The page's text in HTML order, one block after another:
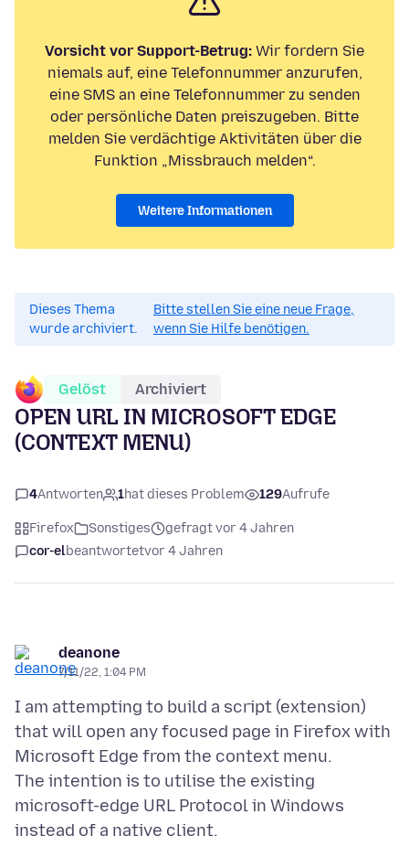
Vorsicht vor Support-Betrug: Wir fordern Sie
niemals auf, eine Telefonnummer anzurufen,
eine SMS an eine Telefonnummer zu senden
oder persönliche Daten preiszugeben. Bitte
melden Sie verdächtige Aktivitäten über die
Funktion „Missbrauch melden“.
Weitere Informationen
Dieses Thema
wurde archiviert.
Bitte stellen Sie eine neue Frage,
wenn Sie Hilfe benötigen.
Gelöst Archiviert
OPEN URL IN MICROSOFT EDGE
(CONTEXT MENU)
4Antworten 1hat dieses Problem 129Aufrufe
Firefox Sonstiges
gefragt vor 4 Jahren
cor-elbeantwortetvor 4 Jahren
deanone
7/11/22, 1:04 PM
I am attempting to build a script (extension)
that will open any focused page in Firefox with
Microsoft Edge from the context menu.
The intention is to utilise the existing
microsoft-edge URL Protocol in Windows